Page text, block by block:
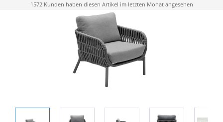
1572 Kunden haben diesen Artikel im letzten Monat angesehen